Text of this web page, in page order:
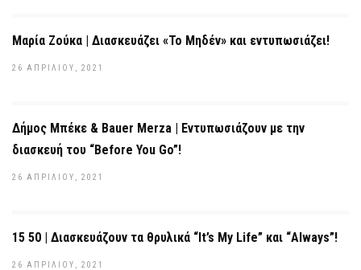
Μαρία Ζούκα | Διασκευάζει «Το Μηδέν» και εντυπωσιάζει!
26 ΑΠΡΙΛΊΟΥ, 2021
Δήμος Μπέκε & Bauer Merza | Εντυπωσιάζουν με την
διασκευή του “Before You Go”!
26 ΑΠΡΙΛΊΟΥ, 2021
15 50 | Διασκευάζουν τα θρυλικά “It’s My Life” και “Always”!
26 ΑΠΡΙΛΊΟΥ, 2021